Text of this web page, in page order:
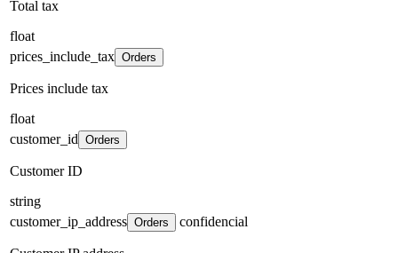
Total tax
float
prices_include_tax Orders
Prices include tax
float
customer_id Orders
Customer ID
string
customer_ip_address Orders confidencial